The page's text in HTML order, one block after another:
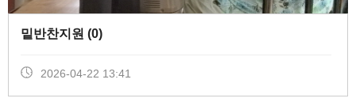
밑반찬지원 (0)
2026-04-22 13:41